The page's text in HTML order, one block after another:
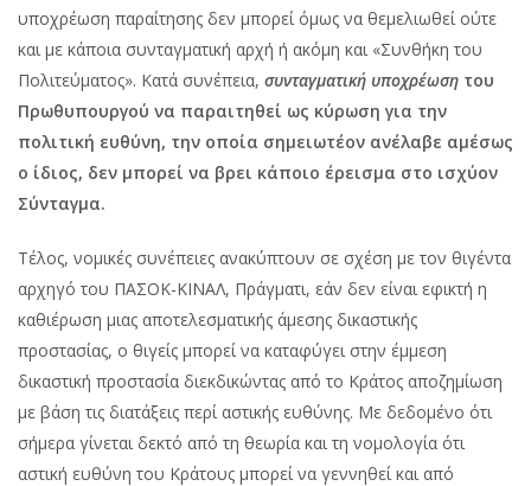
υποχρέωση παραίτησης δεν μπορεί όμως να θεμελιωθεί ούτε
και με κάποια συνταγματική αρχή ή ακόμη και «Συνθήκη του
Πολιτεύματος». Κατά συνέπεια, συνταγματική υποχρέωση του
Πρωθυπουργού να παραιτηθεί ως κύρωση για την
πολιτική ευθύνη, την οποία σημειωτέον ανέλαβε αμέσως
ο ίδιος, δεν μπορεί να βρει κάποιο έρεισμα στο ισχύον
Σύνταγμα.
Τέλος, νομικές συνέπειες ανακύπτουν σε σχέση με τον θιγέντα
αρχηγό του ΠΑΣΟΚ-ΚΙΝΑΛ, Πράγματι, εάν δεν είναι εφικτή η
καθιέρωση μιας αποτελεσματικής άμεσης δικαστικής
προστασίας, ο θιγείς μπορεί να καταφύγει στην έμμεση
δικαστική προστασία διεκδικώντας από το Κράτος αποζημίωση
με βάση τις διατάξεις περί αστικής ευθύνης. Με δεδομένο ότι
σήμερα γίνεται δεκτό από τη θεωρία και τη νομολογία ότι
αστική ευθύνη του Κράτους μπορεί να γεννηθεί και από